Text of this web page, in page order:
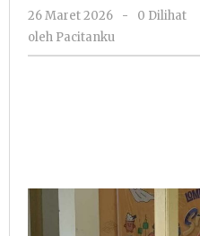
26 Maret 2026
oleh
-
0 Dilihat
oleh Pacitanku